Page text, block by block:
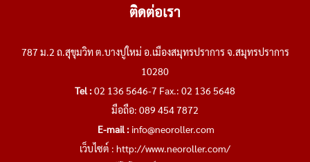
ติดต่อเรา
787 ม.2 ถ.สุขุมวิท ต.บางปูใหม่ อ.เมืองสมุทรปราการ จ.สมุทรปราการ
10280
Tel :02 136 5646-7 Fax.: 02 136 5648
มือถือ: 089 454 7872
E-mail : info@neoroller.com
เว็บไซต์ : http://www.neoroller.com/